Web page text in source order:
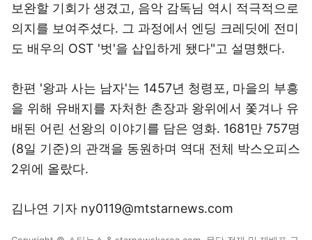
보완할 기회가 생겼고, 음악 감독님 역시 적극적으로
의지를 보여주셨다. 그 과정에서 엔딩 크레딧에 전미
도 배우의 OST '벗'을 삽입하게 됐다"고 설명했다.
한편 '왕과 사는 남자'는 1457년 청령포, 마을의 부흥
을 위해 유배지를 자처한 촌장과 왕위에서 쫓겨나 유
배된 어린 선왕의 이야기를 담은 영화. 1681만 757명
(8일 기준)의 관객을 동원하며 역대 전체 박스오피스
2위에 올랐다.
김나연 기자 ny0119@mtstarnews.com